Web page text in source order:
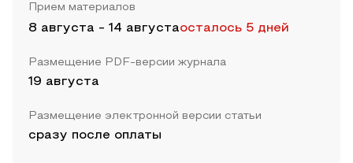
Прием материалов
8 августа - 14 августаосталось 5 дней
Размещение PDF-версии журнала
19 августа
Размещение электронной версии статьи
сразу после оплаты